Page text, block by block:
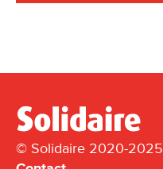
© Solidaire 2020-2025